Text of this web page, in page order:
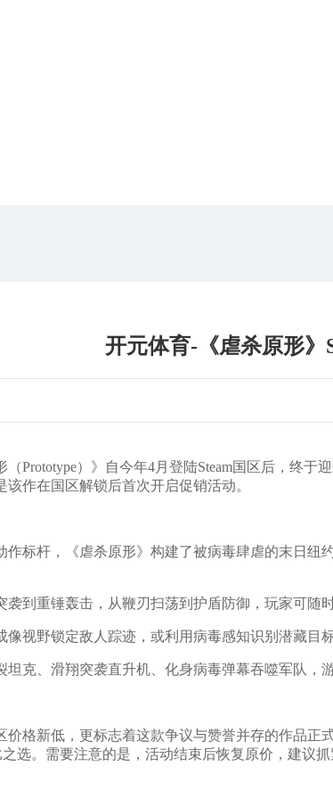
开元体育-《虐杀原形》
）》自今年4月登陆Steam国区后，终于
作在国区解锁后首次开启促销活动。
标杆，《虐杀原形》构建了被病毒肆虐的末日纽
重锤轰击，从鞭刃扫荡到护盾防御，玩家可随
视野锁定敌人踪迹，或利用病毒感知识别潜藏目
、滑翔突袭直升机、化身病毒弹幕吞噬军队，
新低，更标志着这款争议与赞誉并存的作品正
选。需要注意的是，活动结束后恢复原价，建议抓